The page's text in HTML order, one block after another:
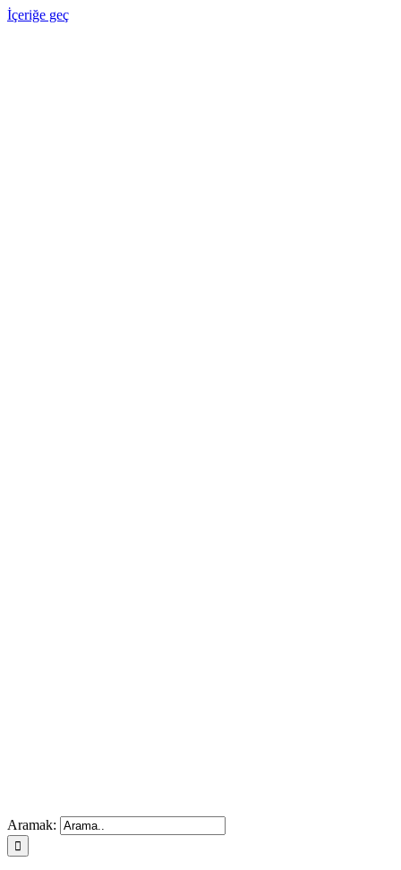
İçeriğe geç
Aramak: